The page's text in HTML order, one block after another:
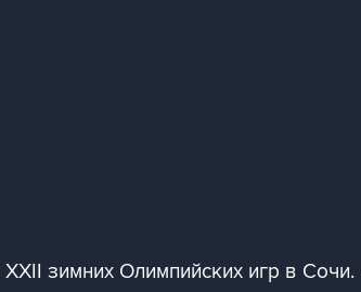
зимних Олимпийских игр в Сочи.